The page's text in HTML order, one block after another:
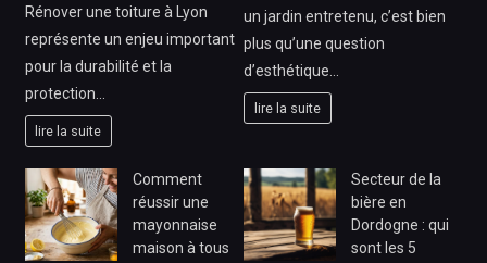
Rénover une toiture à Lyon
représente un enjeu important
pour la durabilité et la
protection…
lire la suite
un jardin entretenu, c’est bien
plus qu’une question
d’esthétique…
lire la suite
Comment
réussir une
mayonnaise
maison à tous
Secteur de la
bière en
Dordogne : qui
sont les 5